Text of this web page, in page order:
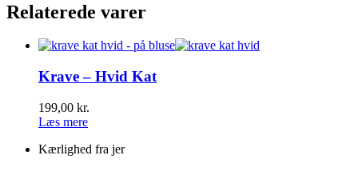
Relaterede varer
Krave – Hvid Kat
199,00 kr.
Læs mere
Kærlighed fra jer